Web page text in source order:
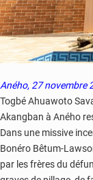
Aného, 27 novembre
Togbé Ahuawoto
Akangban à Aného
Dans une missive
Bonéro Bêtum-
par les frères du